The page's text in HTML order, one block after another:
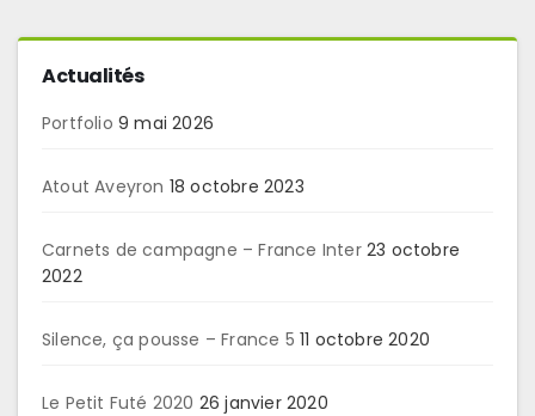
Actualités
Portfolio 9 mai 2026
Atout Aveyron 18 octobre 2023
Carnets de campagne – France Inter 23 octobre
2022
Silence, ça pousse – France 5 11 octobre 2020
Le Petit Futé 2020 26 janvier 2020